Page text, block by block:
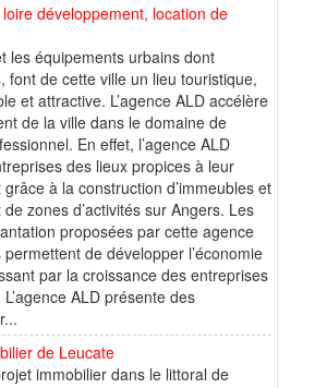
développement, location de
les équipements urbains dont
font de cette ville un lieu touristique,
et attractive. L’agence ALD accélère
de la ville dans le domaine de
En effet, l’agence ALD
des lieux propices à leur
à la construction d’immeubles et
de zones d’activités sur Angers. Les
proposées par cette agence
de développer l’économie
par la croissance des entreprises
ALD présente des
de Leucate
immobilier dans le littoral de